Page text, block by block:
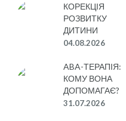
КОРЕКЦІЯ
РОЗВИТКУ
ДИТИНИ
04.08.2026
ABA-ТЕРАПІЯ:
КОМУ ВОНА
ДОПОМАГАЄ?
31.07.2026